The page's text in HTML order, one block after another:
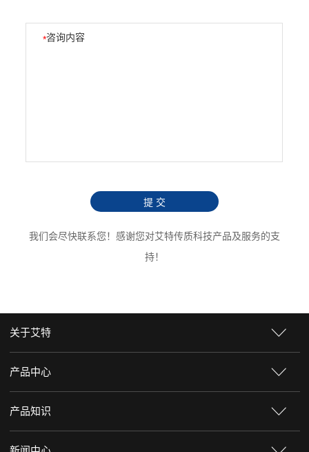
*
提 交
我们会尽快联系您！感谢您对艾特传质科技产品及服务的支
持！
关于艾特
产品中心
产品知识